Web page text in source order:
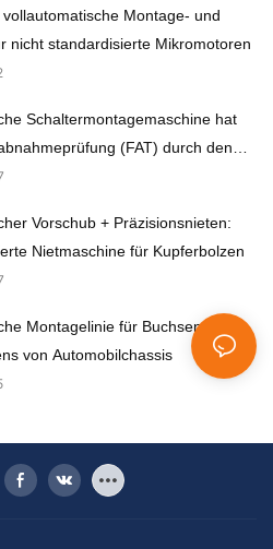
Montage- und
nicht standardisierte Mikromotoren
Schaltermontagemaschine hat
(FAT) durch den
erfolgreich bestanden.
Vorschub + Präzisionsnieten:
Nietmaschine für Kupferbolzen
Montagelinie für Buchsen des
von Automobilchassis